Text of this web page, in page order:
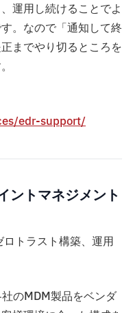
運用し続けることでよ
。なので「通知して終
までやり切るところを
edr-support/
トマネジメント
トラスト構築、運用
のMDM製品をベンダ